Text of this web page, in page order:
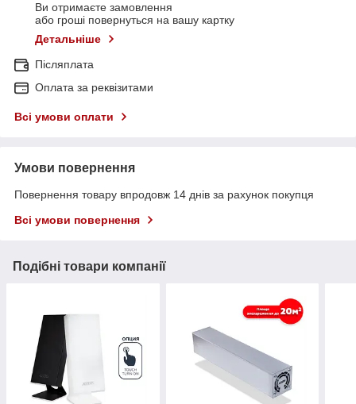
Ви отримаєте замовлення
або гроші повернуться на вашу картку
Детальніше
Післяплата
Оплата за реквізитами
Всі умови оплати
Умови повернення
Повернення товару впродовж 14 днів за рахунок покупця
Всі умови повернення
Подібні товари компанії